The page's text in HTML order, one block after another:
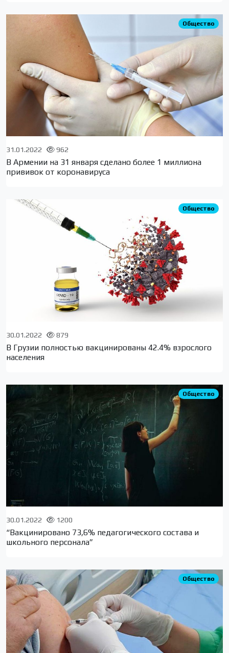
Общество
31.01.2022 962
В Армении на 31 января сделано более 1 миллиона
прививок от коронавируса
Общество
30.01.2022 879
В Грузии полностью вакцинированы 42.4% взрослого
населения
Общество
30.01.2022 1200
“Вакцинировано 73,6% педагогического состава и
школьного персонала”
Общество